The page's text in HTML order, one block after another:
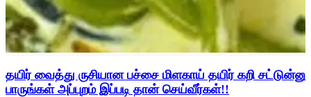
தயிர் வைத்து ருசியான பச்சை மிளகாய்‌ தயிர் கறி சட்டுன்னு
பாருங்கள் அப்புறம் இப்படி தான் செய்வீர்கள்!!